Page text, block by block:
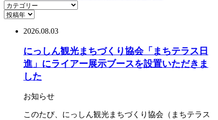
2026.08.03
にっしん観光まちづくり協会「まちテラス日
進」にライアー展示ブースを設置いただきま
した
お知らせ
このたび、にっしん観光まちづくり協会（まちテラス